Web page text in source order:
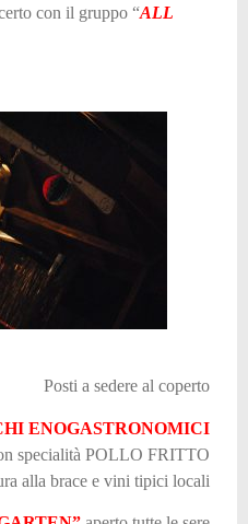
con il gruppo “ALL
Posti a sedere al coperto
ENOGASTRONOMICI
specialità POLLO FRITTO
alla brace e vini tipici locali